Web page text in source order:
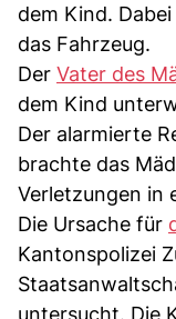
dem Kind.
das Fahrzeug.
Der Vater des
dem Kind
Der alarmierte
brachte das
Verletzungen in
Die Ursache für
Kantonspolizei
untersucht. Die